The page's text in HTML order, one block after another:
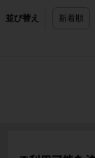
並び替え 新着順